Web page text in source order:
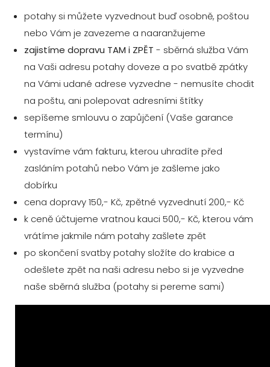
potahy si můžete vyzvednout buď osobně, poštou
nebo Vám je zavezeme a naaranžujeme
zajistíme dopravu TAM i ZPĚT - sběrná služba Vám
na Vaši adresu potahy doveze a po svatbě zpátky
na Vámi udané adrese vyzvedne - nemusíte chodit
na poštu, ani polepovat adresními štítky
sepíšeme smlouvu o zapůjčení (Vaše garance
termínu)
vystavíme vám fakturu, kterou uhradíte před
zasláním potahů nebo Vám je zašleme jako
dobírku
cena dopravy 150,- Kč, zpětné vyzvednutí 200,- Kč
k ceně účtujeme vratnou kauci 500,- Kč, kterou vám
vrátíme jakmile nám potahy zašlete zpět
po skončení svatby potahy složíte do krabice a
odešlete zpět na naši adresu nebo si je vyzvedne
naše sběrná služba (potahy si pereme sami)